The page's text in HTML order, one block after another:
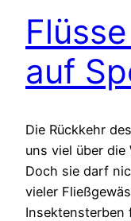
auf
Die Rückkehr
uns viel über
Doch sie darf
vieler
Insektensterben